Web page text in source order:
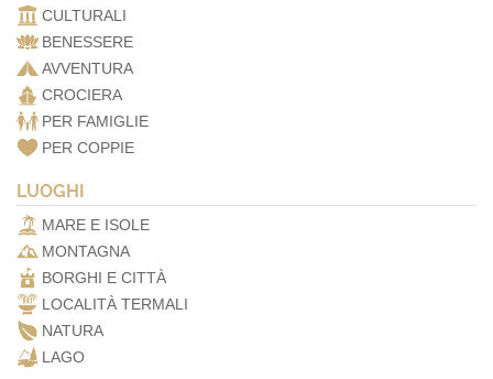
CULTURALI
BENESSERE
AVVENTURA
CROCIERA
PER FAMIGLIE
PER COPPIE
LUOGHI
MARE E ISOLE
MONTAGNA
BORGHI E CITTÀ
LOCALITÀ TERMALI
NATURA
LAGO